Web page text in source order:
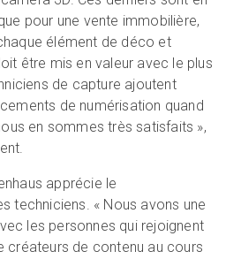
pour une vente immobilière,
élément de déco et
être mis en valeur avec le plus
de capture ajoutent
de numérisation quand
en sommes très satisfaits »,
apprécie le
techniciens. « Nous avons une
les personnes qui rejoignent
créateurs de contenu au cours